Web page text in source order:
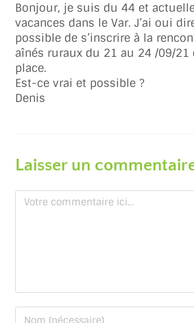
Bonjour, je suis du 44 et
vacances dans le Var. J’ai oui
possible de s’inscrire à la
aînés ruraux du 21 au 24 /09/
place.
Est-ce vrai et possible ?
Denis
Laisser un